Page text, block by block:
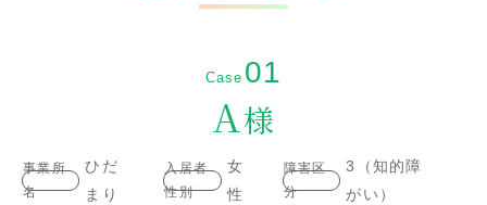
A様
事業所
名
ひだ
まり
入居者
性別
女
性
障害区
分
3（知的障
がい）